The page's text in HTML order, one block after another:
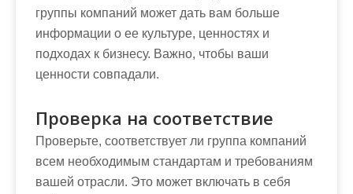
группы компаний может дать вам больше
информации о ее культуре, ценностях и
подходах к бизнесу. Важно, чтобы ваши
ценности совпадали.
Проверка на соответствие
Проверьте, соответствует ли группа компаний
всем необходимым стандартам и требованиям
вашей отрасли. Это может включать в себя